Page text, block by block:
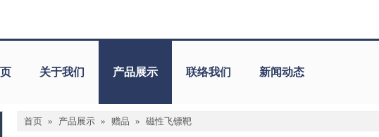
关于我们 产品展示 联络我们 新闻动态
首页 » 产品展示 » 赠品 » 磁性飞镖靶